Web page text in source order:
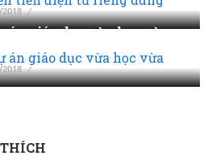
án giáo dục vừa học vừa